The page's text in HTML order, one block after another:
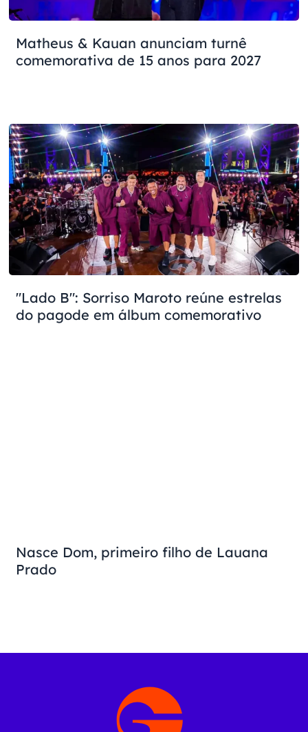
Matheus & Kauan anunciam turnê
comemorativa de 15 anos para 2027
"Lado B": Sorriso Maroto reúne estrelas
do pagode em álbum comemorativo
Nasce Dom, primeiro filho de Lauana
Prado